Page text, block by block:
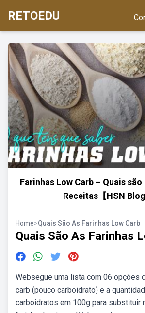
RETOEDU
Farinhas Low Carb – Quais
Receitas【HSN Blog
Home>Quais São As Farinhas Low Carb
Quais São As Farinhas
Websegue uma lista com 06 opções
carb (pouco carboidrato) e a
carboidratos em 100g para substituir